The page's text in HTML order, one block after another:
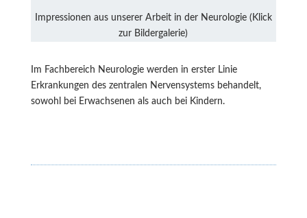
Impressionen aus unserer Arbeit in der Neurologie (Klick
zur Bildergalerie)
Im Fachbereich Neurologie werden in erster Linie
Erkrankungen des zentralen Nervensystems behandelt,
sowohl bei Erwachsenen als auch bei Kindern.